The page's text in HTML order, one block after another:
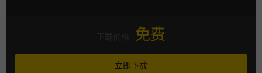
免费
立即下载